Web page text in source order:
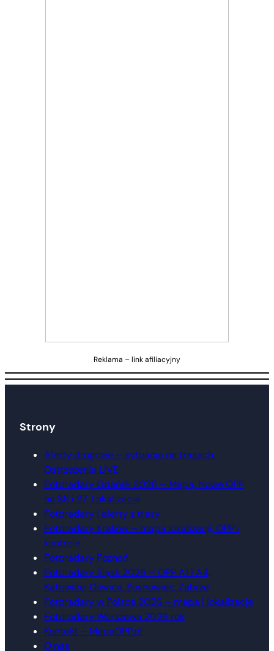
Reklama – link afiliacyjny
Strony
Alerty drogowe – sytuacja na trasach.
Ostrzeżenia LIVE
Fotoradary Gdańsk 2026 – Mapa, Nowe OPP
na S6 i S7, Lokalizacje
Fotoradary i alerty z trasy
Fotoradary Kraków – mapa lokalizacji, OPP i
kontrole
Fotoradary Poznań
Fotoradary Śląsk 2026 – OPP A1 i A4,
Katowice, Gliwice, Sosnowiec, Zabrze
Fotoradary w Polsce 2026 – mapa i lokalizacje
Fotoradary Warszawa 2026 rok
Kontakt – MapaOPP.pl
O nas